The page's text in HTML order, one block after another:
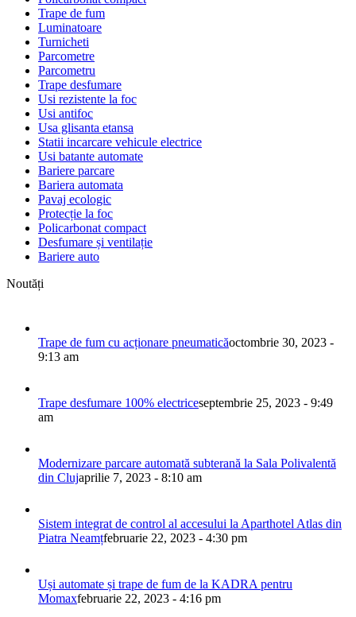
Trape de fum
Luminatoare
Turnicheti
Parcometre
Parcometru
Trape desfumare
Usi rezistente la foc
Usi antifoc
Usa glisanta etansa
Statii incarcare vehicule electrice
Usi batante automate
Bariere parcare
Bariera automata
Pavaj ecologic
Protecție la foc
Policarbonat compact
Desfumare și ventilație
Bariere auto
Noutăți
Trape de fum cu acționare pneumaticăoctombrie 30, 2023 -
9:13 am
Trape desfumare 100% electriceseptembrie 25, 2023 - 9:49
am
Modernizare parcare automată subterană la Sala Polivalentă
din Clujaprilie 7, 2023 - 8:10 am
Sistem integrat de control al accesului la Aparthotel Atlas din
Piatra Neamțfebruarie 22, 2023 - 4:30 pm
Uși automate și trape de fum de la KADRA pentru
Momaxfebruarie 22, 2023 - 4:16 pm